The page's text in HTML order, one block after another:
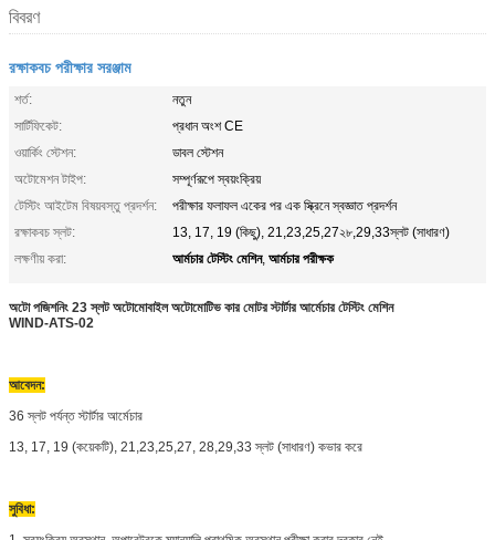
বিবরণ
রক্ষাকবচ পরীক্ষার সরঞ্জাম
শর্ত:
নতুন
সার্টিফিকেট:
প্রধান অংশ CE
ওয়ার্কিং স্টেশন:
ডাবল স্টেশন
অটোমেশন টাইপ:
সম্পূর্ণরূপে স্বয়ংক্রিয়
টেস্টিং আইটেম বিষয়বস্তু প্রদর্শন:
পরীক্ষার ফলাফল একের পর এক স্ক্রিনে স্বজ্ঞাত প্রদর্শন
রক্ষাকবচ স্লট:
13, 17, 19 (কিছু), 21,23,25,27২৮,29,33স্লট (সাধারণ)
লক্ষণীয় করা:
আর্মচার টেস্টিং মেশিন, আর্মচার পরীক্ষক
অটো পজিশনিং 23 স্লট অটোমোবাইল অটোমোটিভ কার মোটর স্টার্টার আর্মেচার টেস্টিং মেশিন
WIND-ATS-02
আবেদন:
36 স্লট পর্যন্ত স্টার্টার আর্মেচার
13, 17, 19 (কয়েকটি), 21,23,25,27, 28,29,33 স্লট (সাধারণ) কভার করে
সুবিধা: